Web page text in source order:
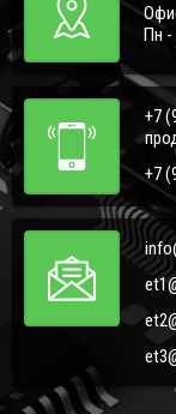
Пн -
+7
+7